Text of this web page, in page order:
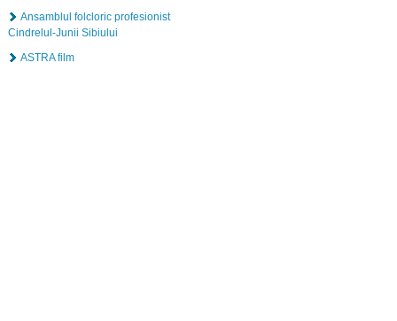
Ansamblul folcloric profesionist
Cindrelul-Junii Sibiului
ASTRA film